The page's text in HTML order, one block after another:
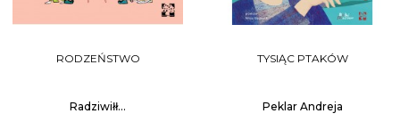
RODZEŃSTWO
Radziwiłł...
TYSIĄC PTAKÓW
Peklar Andreja